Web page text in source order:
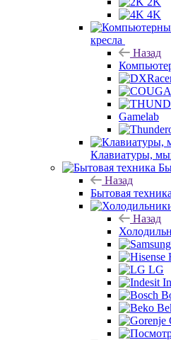
4K
кресла
Назад
Gamelab
Клавиатуры,
Назад
Бытовая техника
Назад
LG